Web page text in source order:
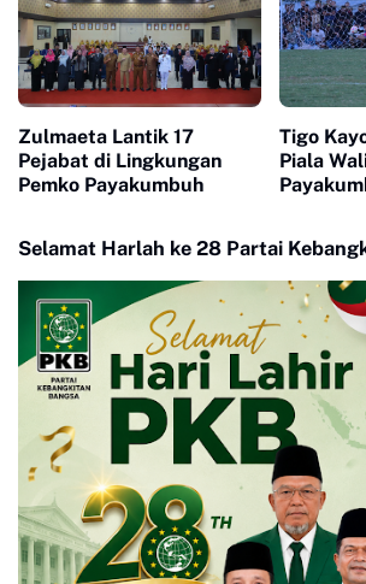
Zulmaeta Lantik 17
Pejabat di Lingkungan
Pemko Payakumbuh
Tigo
Piala
Selamat Harlah ke 28 Partai